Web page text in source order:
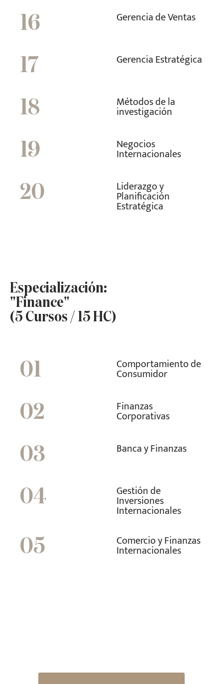
16 Gerencia de Ventas
17 Gerencia Estratégica
18 Métodos de la
investigación
19 Negocios
Internacionales
20 Liderazgo y
Planificación
Estratégica
Especialización:
"Finance"
(5 Cursos / 15 HC)
01 Comportamiento de
Consumidor
02 Finanzas
Corporativas
03 Banca y Finanzas
04 Gestión de
Inversiones
Internacionales
05 Comercio y Finanzas
Internacionales